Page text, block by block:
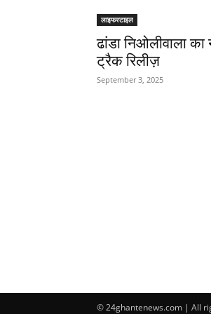
लाइफस्टाइल
ढांडा निओलीवाला
ट्रैक रिलीज़
September 3, 2025
© 24ghantenews.com | All